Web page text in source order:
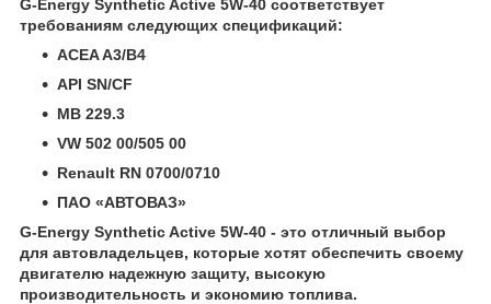
G-Energy Synthetic Active 5W-40 соответствует
требованиям следующих спецификаций:
ACEA A3/B4
API SN/CF
MB 229.3
VW 502 00/505 00
Renault RN 0700/0710
ПАО «АВТОВАЗ»
G-Energy Synthetic Active 5W-40 - это отличный выбор
для автовладельцев, которые хотят обеспечить своему
двигателю надежную защиту, высокую
производительность и экономию топлива.